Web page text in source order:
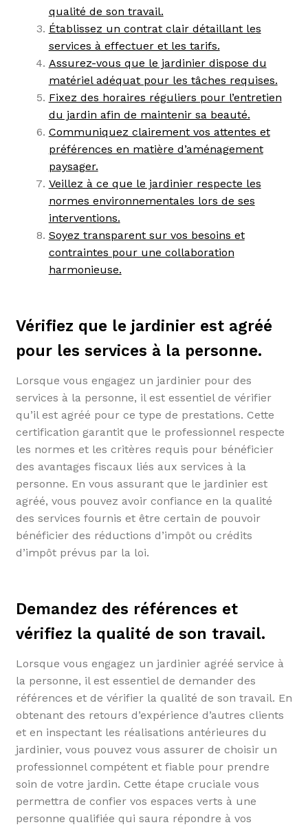
qualité de son travail.
Établissez un contrat clair détaillant les
services à effectuer et les tarifs.
Assurez-vous que le jardinier dispose du
matériel adéquat pour les tâches requises.
Fixez des horaires réguliers pour l’entretien
du jardin afin de maintenir sa beauté.
Communiquez clairement vos attentes et
préférences en matière d’aménagement
paysager.
Veillez à ce que le jardinier respecte les
normes environnementales lors de ses
interventions.
Soyez transparent sur vos besoins et
contraintes pour une collaboration
harmonieuse.
Vérifiez que le jardinier est agréé
pour les services à la personne.
Lorsque vous engagez un jardinier pour des
services à la personne, il est essentiel de vérifier
qu’il est agréé pour ce type de prestations. Cette
certification garantit que le professionnel respecte
les normes et les critères requis pour bénéficier
des avantages fiscaux liés aux services à la
personne. En vous assurant que le jardinier est
agréé, vous pouvez avoir confiance en la qualité
des services fournis et être certain de pouvoir
bénéficier des réductions d’impôt ou crédits
d’impôt prévus par la loi.
Demandez des références et
vérifiez la qualité de son travail.
Lorsque vous engagez un jardinier agréé service à
la personne, il est essentiel de demander des
références et de vérifier la qualité de son travail. En
obtenant des retours d’expérience d’autres clients
et en inspectant les réalisations antérieures du
jardinier, vous pouvez vous assurer de choisir un
professionnel compétent et fiable pour prendre
soin de votre jardin. Cette étape cruciale vous
permettra de confier vos espaces verts à une
personne qualifiée qui saura répondre à vos